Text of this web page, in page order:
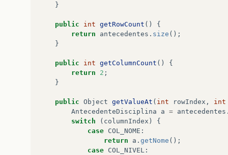
}
public int getRowCount ()
{
return
antecedentes . size ();
}
public int getColumnCount ()
{
return
2 ;
}
public Object getValueAt ( int rowIndex ,
int
AntecedenteDisciplina
a = antecedentes
switch
( columnIndex )
{
case COL_NOME :
return
a . getNome ();
case COL_NIVEL :